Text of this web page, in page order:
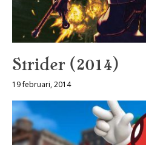
Strider (2014)
19 februari, 2014